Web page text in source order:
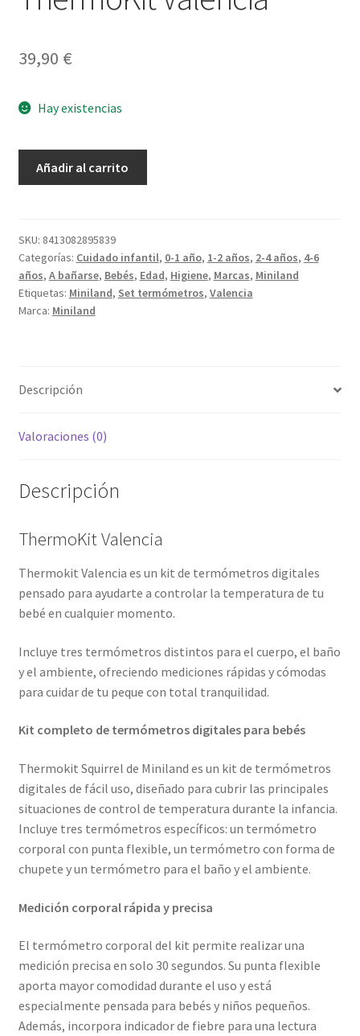
39,90 €
Hay existencias
Añadir al carrito
SKU: 8413082895839
Categorías: Cuidado infantil, 0-1 año, 1-2 años, 2-4 años, 4-6
años, A bañarse, Bebés, Edad, Higiene, Marcas, Miniland
Etiquetas: Miniland, Set termómetros, Valencia
Marca: Miniland
Descripción
Valoraciones (0)
Descripción
ThermoKit Valencia
Thermokit Valencia es un kit de termómetros digitales
pensado para ayudarte a controlar la temperatura de tu
bebé en cualquier momento.
Incluye tres termómetros distintos para el cuerpo, el baño
y el ambiente, ofreciendo mediciones rápidas y cómodas
para cuidar de tu peque con total tranquilidad.
Kit completo de termómetros digitales para bebés
Thermokit Squirrel de Miniland es un kit de termómetros
digitales de fácil uso, diseñado para cubrir las principales
situaciones de control de temperatura durante la infancia.
Incluye tres termómetros específicos: un termómetro
corporal con punta flexible, un termómetro con forma de
chupete y un termómetro para el baño y el ambiente.
Medición corporal rápida y precisa
El termómetro corporal del kit permite realizar una
medición precisa en solo 30 segundos. Su punta flexible
aporta mayor comodidad durante el uso y está
especialmente pensada para bebés y niños pequeños.
Además, incorpora indicador de fiebre para una lectura